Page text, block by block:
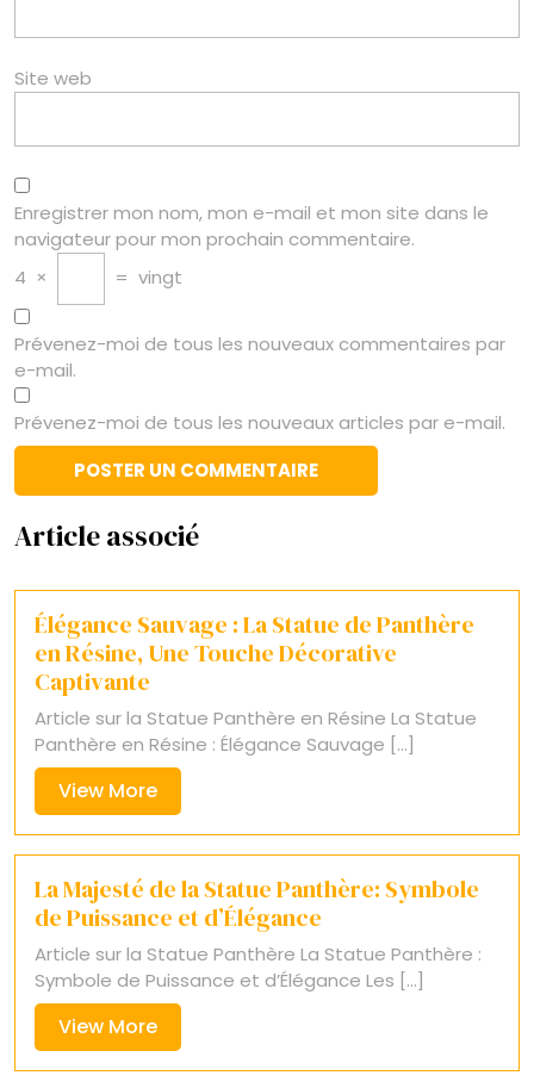
Site web
Enregistrer mon nom, mon e-mail et mon site dans le
navigateur pour mon prochain commentaire.
4 × = vingt
Prévenez-moi de tous les nouveaux commentaires par
e-mail.
Prévenez-moi de tous les nouveaux articles par e-mail.
Article associé
Élégance Sauvage : La Statue de Panthère
en Résine, Une Touche Décorative
Captivante
Article sur la Statue Panthère en Résine La Statue
Panthère en Résine : Élégance Sauvage [...]
View MoreView
More
La Majesté de la Statue Panthère: Symbole
de Puissance et d’Élégance
Article sur la Statue Panthère La Statue Panthère :
Symbole de Puissance et d’Élégance Les [...]
View MoreView
More